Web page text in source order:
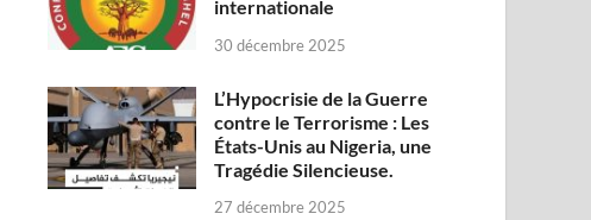
internationale
30 décembre 2025
L’Hypocrisie de la Guerre
contre le Terrorisme : Les
États-Unis au Nigeria, une
Tragédie Silencieuse.
27 décembre 2025